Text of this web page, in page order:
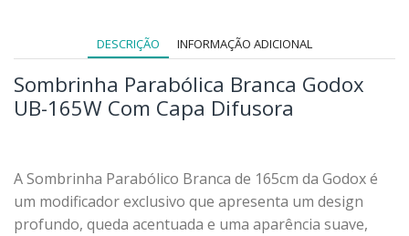
DESCRIÇÃO INFORMAÇÃO ADICIONAL
Sombrinha Parabólica Branca Godox
UB-165W Com Capa Difusora
A Sombrinha Parabólico Branca de 165cm da Godox é
um modificador exclusivo que apresenta um design
profundo, queda acentuada e uma aparência suave,